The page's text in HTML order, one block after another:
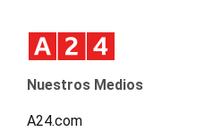
Nuestros Medios
A24.com